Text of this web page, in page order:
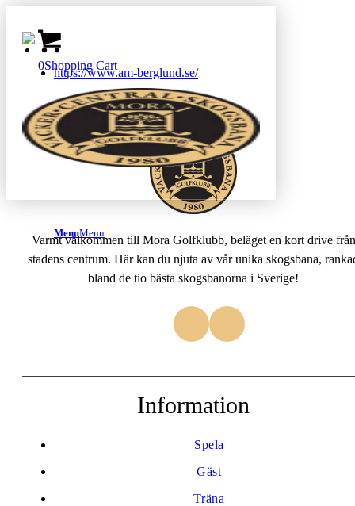
0Shopping Cart
MenuMenu
https://www.am-berglund.se/
Varmt välkommen till Mora Golfklubb, beläget en kort drive från
stadens centrum. Här kan du njuta av vår unika skogsbana,
bland de tio bästa skogsbanorna i Sverige!
Information
Spela
Gäst
Träna